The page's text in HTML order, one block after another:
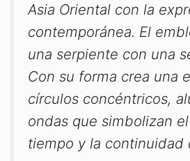
Asia Oriental con la
contemporánea. El
una serpiente con una
Con su forma crea una
círculos concéntricos,
ondas que simbolizan
tiempo y la continuidad